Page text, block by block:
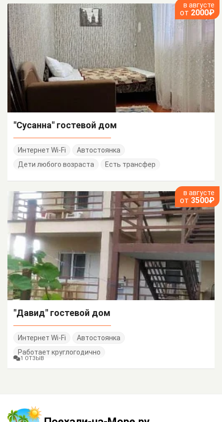
в августе
от 2000₽
"Сусанна" гостевой дом
Интернет Wi-Fi
Автостоянка
Дети любого возраста
Есть трансфер
в августе
от 3500₽
"Давид" гостевой дом
Интернет Wi-Fi
Автостоянка
Работает круглогодично
1 ОТЗЫВ